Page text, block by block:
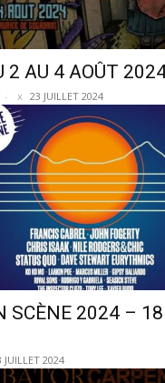
2 AU 4 AOÛT
- 23 JUILLET 2024
SCÈNE 2024 –
JUILLET 2024